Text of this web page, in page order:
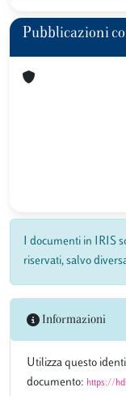
Pubblicazioni
I documenti in IRIS
riservati, salvo
Informazioni
Utilizza questo
documento: https://